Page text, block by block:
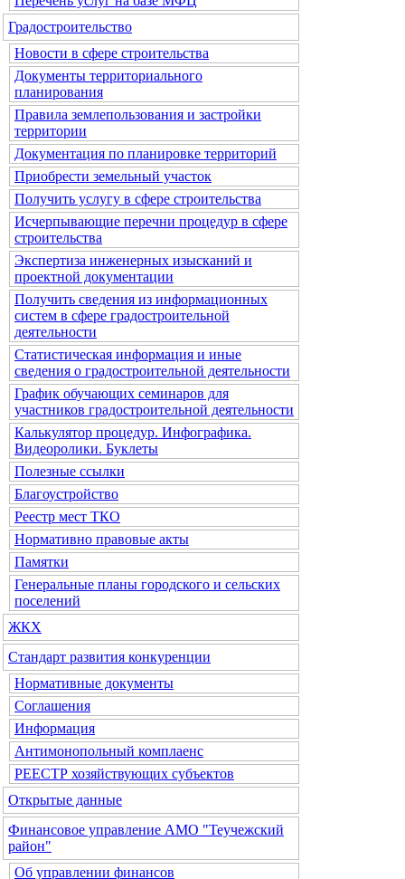
Градостроительство
Новости в сфере строительства
Документы территориального
планирования
Правила землепользования и застройки
территории
Документация по планировке территорий
Приобрести земельный участок
Получить услугу в сфере строительства
Исчерпывающие перечни процедур в сфере
строительства
Экспертиза инженерных изысканий и
проектной документации
Получить сведения из информационных
систем в сфере градостроительной
деятельности
Статистическая информация и иные
сведения о градостроительной деятельности
График обучающих семинаров для
участников градостроительной деятельности
Калькулятор процедур. Инфографика.
Видеоролики. Буклеты
Полезные ссылки
Благоустройство
Реестр мест ТКО
Нормативно правовые акты
Памятки
Генеральные планы городского и сельских
поселений
ЖКХ
Стандарт развития конкуренции
Нормативные документы
Соглашения
Информация
Антимонопольный комплаенс
РЕЕСТР хозяйствующих субъектов
Открытые данные
Финансовое управление АМО "Теучежский
район"
Об управлении финансов